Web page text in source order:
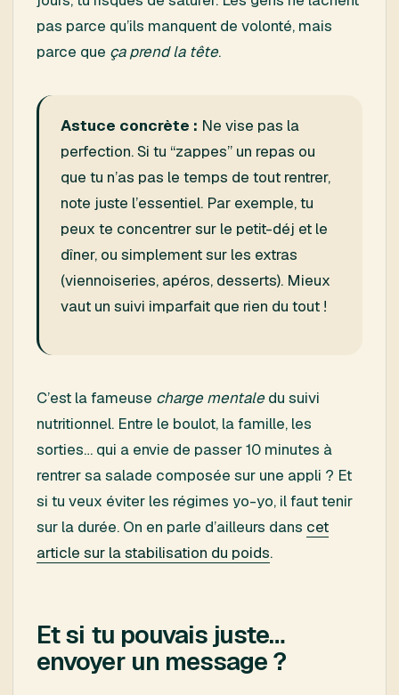
pas parce qu’ils manquent de volonté, mais
parce que ça prend la tête.
Astuce concrète : Ne vise pas la
perfection. Si tu “zappes” un repas ou
que tu n’as pas le temps de tout rentrer,
note juste l’essentiel. Par exemple, tu
peux te concentrer sur le petit-déj et le
dîner, ou simplement sur les extras
(viennoiseries, apéros, desserts). Mieux
vaut un suivi imparfait que rien du tout !
C’est la fameuse charge mentale du suivi
nutritionnel. Entre le boulot, la famille, les
sorties… qui a envie de passer 10 minutes à
rentrer sa salade composée sur une appli ? Et
si tu veux éviter les régimes yo-yo, il faut tenir
sur la durée. On en parle d’ailleurs dans cet
article sur la stabilisation du poids.
Et si tu pouvais juste…
envoyer un message ?